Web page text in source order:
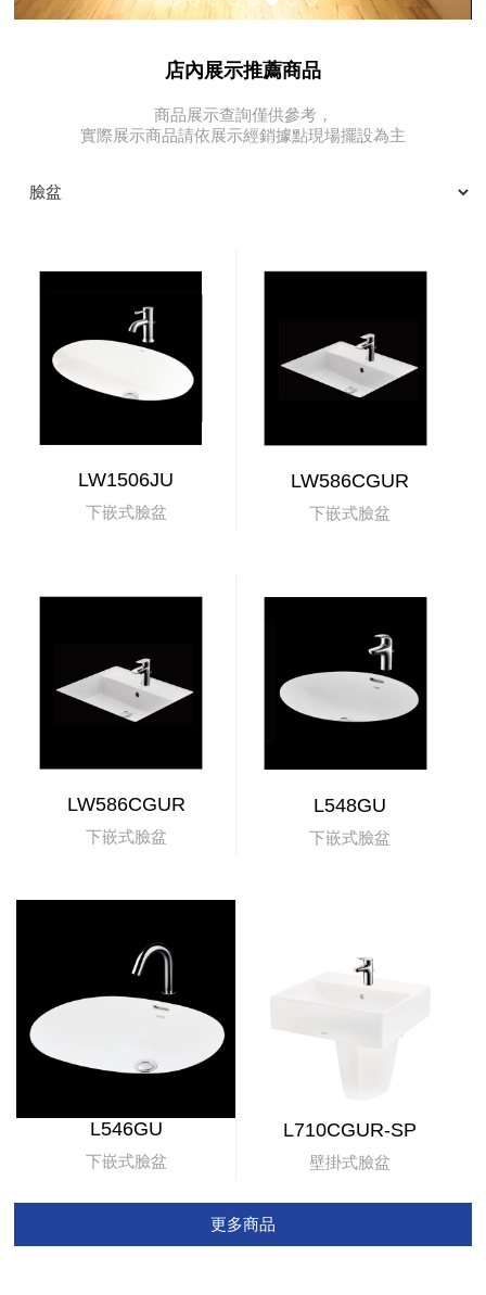
店內展示推薦商品
商品展示查詢僅供參考，
實際展示商品請依展示經銷據點現場擺設為主
LW1506JU
下嵌式臉盆
LW586CGUR
下嵌式臉盆
LW586CGUR
下嵌式臉盆
L548GU
下嵌式臉盆
L546GU
下嵌式臉盆
L710CGUR-SP
壁掛式臉盆
更多商品